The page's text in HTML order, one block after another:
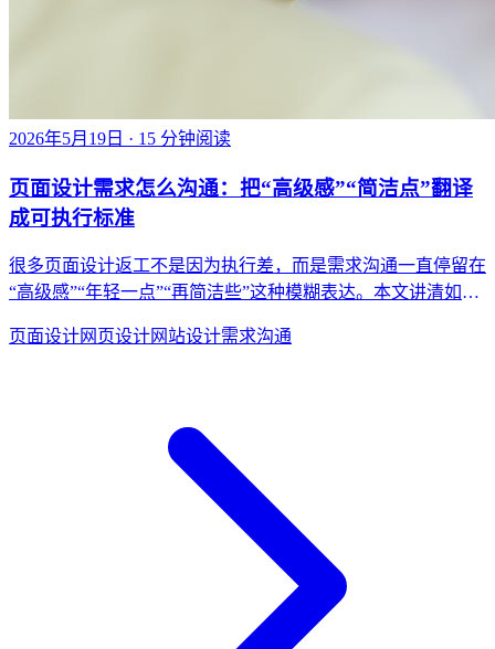
2026年5月19日 · 15 分钟阅读
页面设计需求怎么沟通：把“高级感”“简洁点”翻译
成可执行标准
很多页面设计返工不是因为执行差，而是需求沟通一直停留在
“高级感”“年轻一点”“再简洁些”这种模糊表达。本文讲清如何
页面设计网页设计网站设计需求沟通